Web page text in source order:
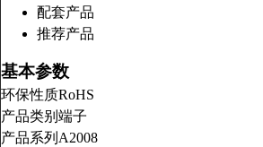
配套产品
推荐产品
基本参数
环保性质RoHS
产品类别 端子
产品系列 A2008